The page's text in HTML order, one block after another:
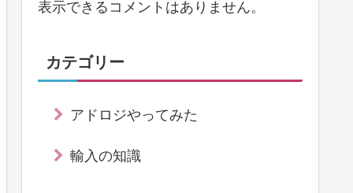
表示できるコメントはありません。
カテゴリー
アドロジやってみた
輸入の知識